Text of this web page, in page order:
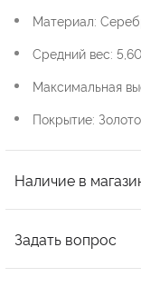
Материал:
Средний вес:
Максимальная
Покрытие: Золото
Наличие в
Задать вопрос